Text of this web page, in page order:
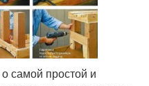
самой простой и